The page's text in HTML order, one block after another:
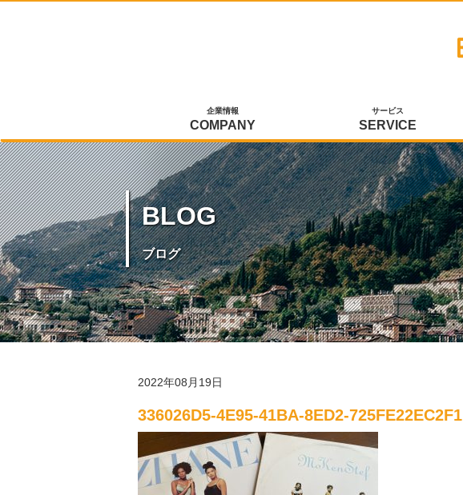
企業情報
COMPANY
サービス
SERVICE
BLOG
ブログ
2022年08月19日
336026D5-4E95-41BA-8ED2-725FE22EC2F1